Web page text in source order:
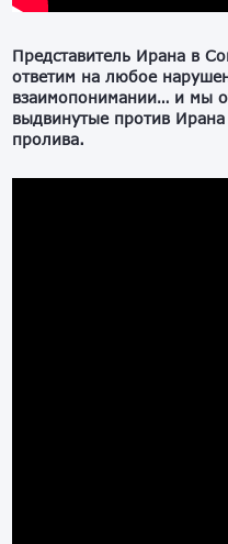
Представитель Ирана в
ответим на любое
взаимопонимании… и мы
выдвинутые против
пролива.